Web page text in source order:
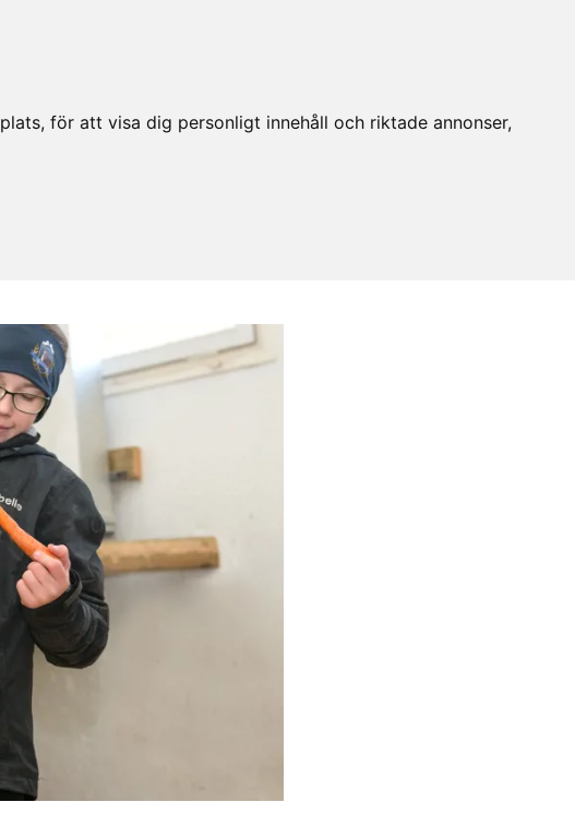
för att visa dig personligt innehåll och riktade annonser,